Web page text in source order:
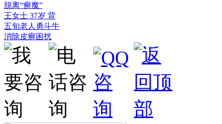
脱离“癣魔”
王女士 37岁 背
五旬老人勇斗牛
消除皮癣困扰